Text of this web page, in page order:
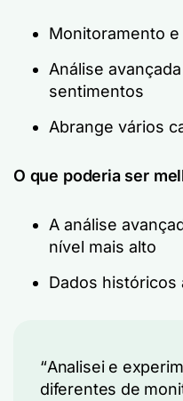
Monitoramento
Análise
sentimentos
Abrange vários
O que poderia ser
A análise
nível mais alto
Dados históricos
“Analisei e
diferentes de